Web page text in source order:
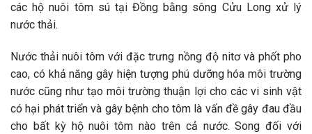
các hộ nuôi tôm sú tại Đồng bằng sông Cửu Long xử lý
nước thải.
Nước thải nuôi tôm với đặc trưng nồng độ nitơ và phốt pho
cao, có khả năng gây hiện tượng phú dưỡng hóa môi trường
nước cũng như tạo môi trường thuận lợi cho các vi sinh vật
có hại phát triển và gây bệnh cho tôm là vấn đề gây đau đầu
cho bất kỳ hộ nuôi tôm nào trên cả nước. Song đối với